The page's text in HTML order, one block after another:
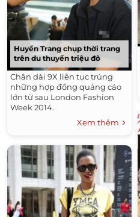
Huyền Trang chụp thời trang
trên du thuyền triệu đô
Chân dài 9X liên tục trúng
những hợp đồng quảng cáo
lớn từ sau London Fashion
Week 2014.
Xem thêm